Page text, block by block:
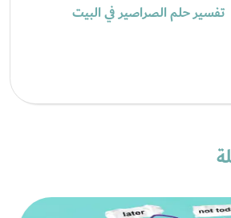
تفسير حلم الصراصير في البيت